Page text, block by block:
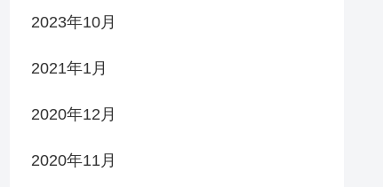
2023年10月
2021年1月
2020年12月
2020年11月